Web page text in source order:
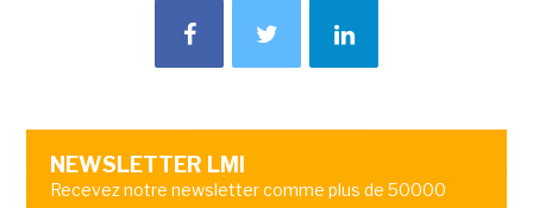
NEWSLETTER LMI
Recevez notre newsletter comme plus de 50000